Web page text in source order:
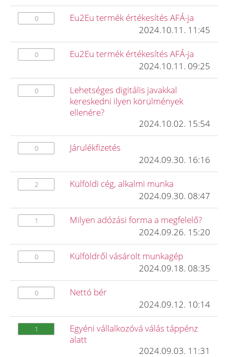
0
Eu2Eu termék értékesítés AFÁ-ja
2024.10.11. 11:45
0
Eu2Eu termék értékesítés AFÁ-ja
2024.10.11. 09:25
0
Lehetséges digitális javakkal
kereskedni ilyen körülmények
ellenére?
2024.10.02. 15:54
0
Járulékfizetés
2024.09.30. 16:16
2
Külföldi cég, alkalmi munka
2024.09.30. 08:47
1
Milyen adózási forma a megfelelő?
2024.09.26. 15:20
0
Külföldről vásárolt munkagép
2024.09.18. 08:35
0
Nettó bér
2024.09.12. 10:14
1
Egyéni vállalkozóvá válás táppénz
alatt
2024.09.03. 11:31